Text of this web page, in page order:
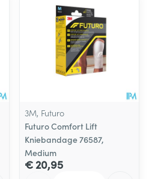
3M, Futuro
Futuro Comfort Lift
Kniebandage 76587,
Medium
€ 20,95